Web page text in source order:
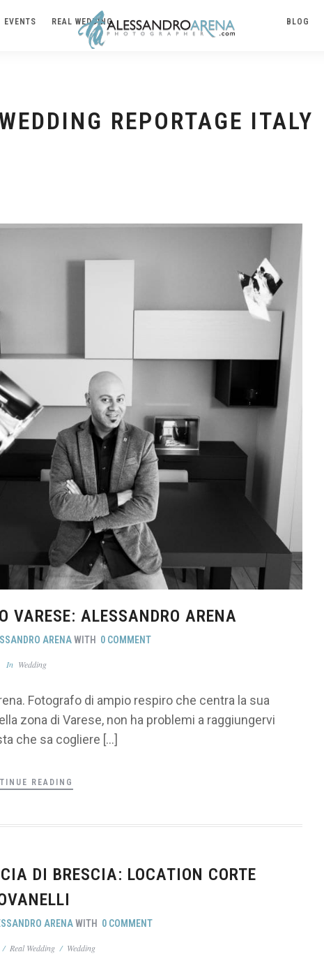
EVENTS REAL WEDDING BLOG
REPORTAGE ITALY
VARESE: ALESSANDRO ARENA
ARENA WITH 0 COMMENT
In Wedding
Fotografo di ampio respiro che centra la sua
zona di Varese, non ha problemi a raggiungervi
che sa cogliere […]
READING
DI BRESCIA: LOCATION CORTE
ARENA WITH 0 COMMENT
Real Wedding / Wedding